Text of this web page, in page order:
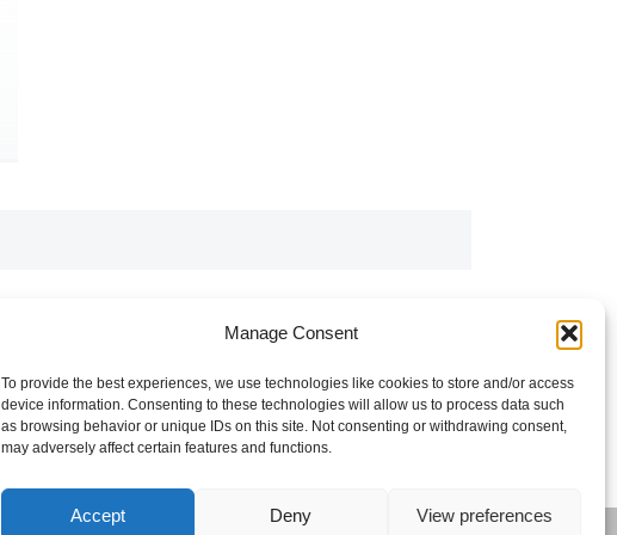
Manage Consent
To provide the best experiences, we use technologies like cookies to store and/or access
device information. Consenting to these technologies will allow us to process data such
as browsing behavior or unique IDs on this site. Not consenting or withdrawing consent,
may adversely affect certain features and functions.
Accept Deny View preferences